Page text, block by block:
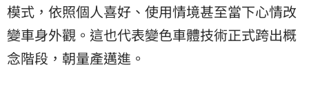
模式，依照個人喜好、使用情境甚至當下心情改
變車身外觀。這也代表變色車體技術正式跨出概
念階段，朝量產邁進。